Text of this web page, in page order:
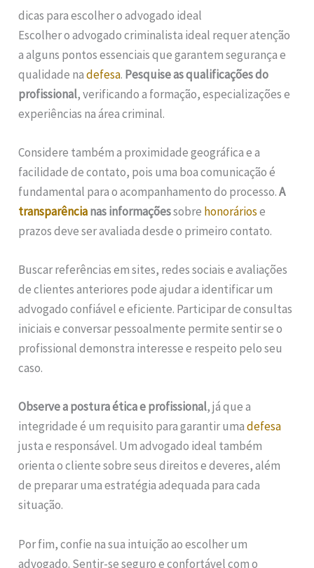
dicas para escolher o advogado ideal
Escolher o advogado criminalista ideal requer atenção
a alguns pontos essenciais que garantem segurança e
qualidade nadefesa. Pesquise as qualificações do
profissional, verificando a formação, especializações e
experiências na área criminal.
Considere também a proximidade geográfica e a
facilidade de contato, pois uma boa comunicação é
fundamental para o acompanhamento do processo.A
transparêncianas informaçõessobre honoráriose
prazos deve ser avaliada desde o primeiro contato.
Buscar referências em sites, redes sociais e avaliações
de clientes anteriores pode ajudar a identificar um
advogado confiável e eficiente. Participar de consultas
iniciais e conversar pessoalmente permite sentir se o
profissional demonstra interesse e respeito pelo seu
caso.
Observe a postura ética e profissional, já que a
integridade é um requisito para garantir umadefesa
justa e responsável. Um advogado ideal também
orienta o cliente sobre seus direitos e deveres, além
de preparar uma estratégia adequada para cada
situação.
Por fim, confie na sua intuição ao escolher um
advogado. Sentir-se seguro e confortável com o